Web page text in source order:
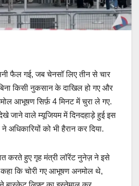
फैल गई, जब चेनसॉ लिए तीन से चार
किसी नुकसान के दाखिल हो गए और
आभूषण सिर्फ़ 4 मिनट में चुरा ले गए.
जाने वाले म्यूजियम में दिनदहाड़े हुई इस
अधिकारियों को भी हैरान कर दिया.
करते हुए गृह मंत्री लॉरेंट नुनेज़ ने इसे
कि चोरी गए आभूषण अनमोल थे,